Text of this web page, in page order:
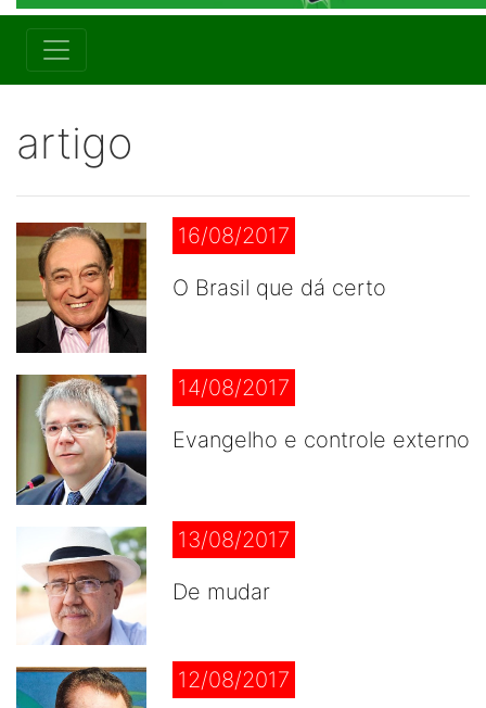
artigo
16/08/2017
O Brasil que dá certo
14/08/2017
Evangelho e controle externo
13/08/2017
De mudar
12/08/2017